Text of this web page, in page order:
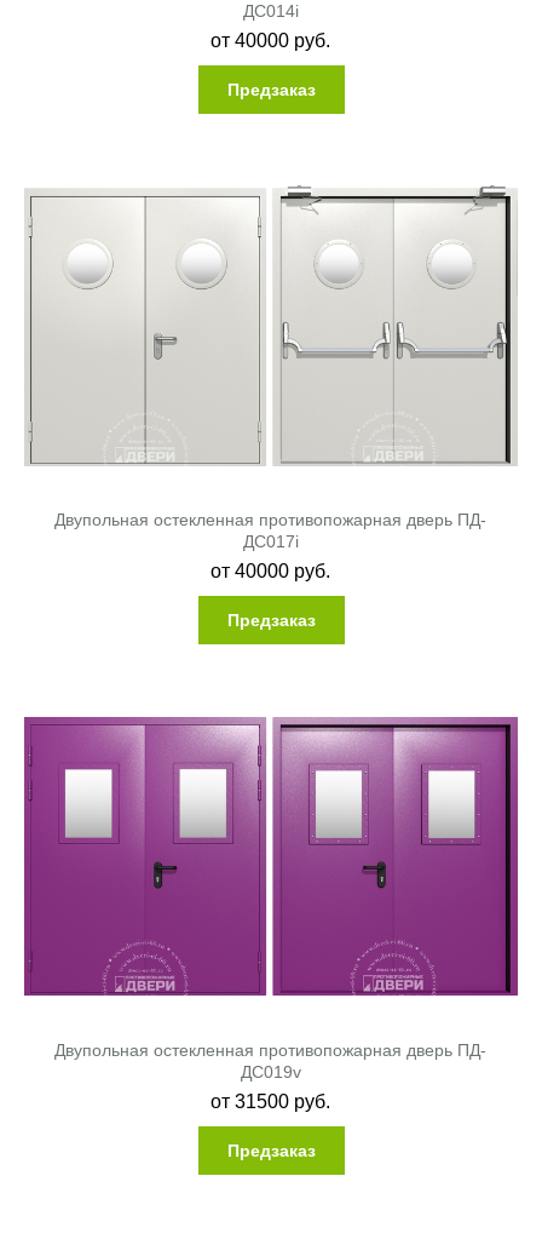
ДC014i
от40000 руб.
Предзаказ
Двупольная остекленная противопожарная дверь ПД-
ДC017i
от40000 руб.
Предзаказ
Двупольная остекленная противопожарная дверь ПД-
ДC019v
от31500 руб.
Предзаказ